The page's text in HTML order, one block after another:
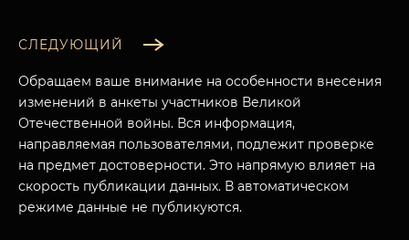
СЛЕДУЮЩИЙ
Обращаем ваше внимание на особенности внесения
изменений в анкеты участников Великой
Отечественной войны. Вся информация,
направляемая пользователями, подлежит проверке
на предмет достоверности. Это напрямую влияет на
скорость публикации данных. В автоматическом
режиме данные не публикуются.